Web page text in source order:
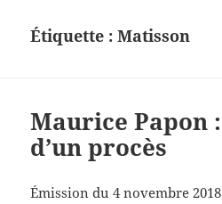
Étiquette :Matisson
Maurice Papon
d’un procès
Émission du 4 novembre